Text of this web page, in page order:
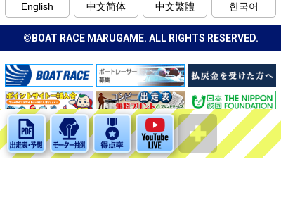
English 中文简体 中文繁體 한국어
©BOAT RACE MARUGAME. ALL RIGHTS RESERVED.